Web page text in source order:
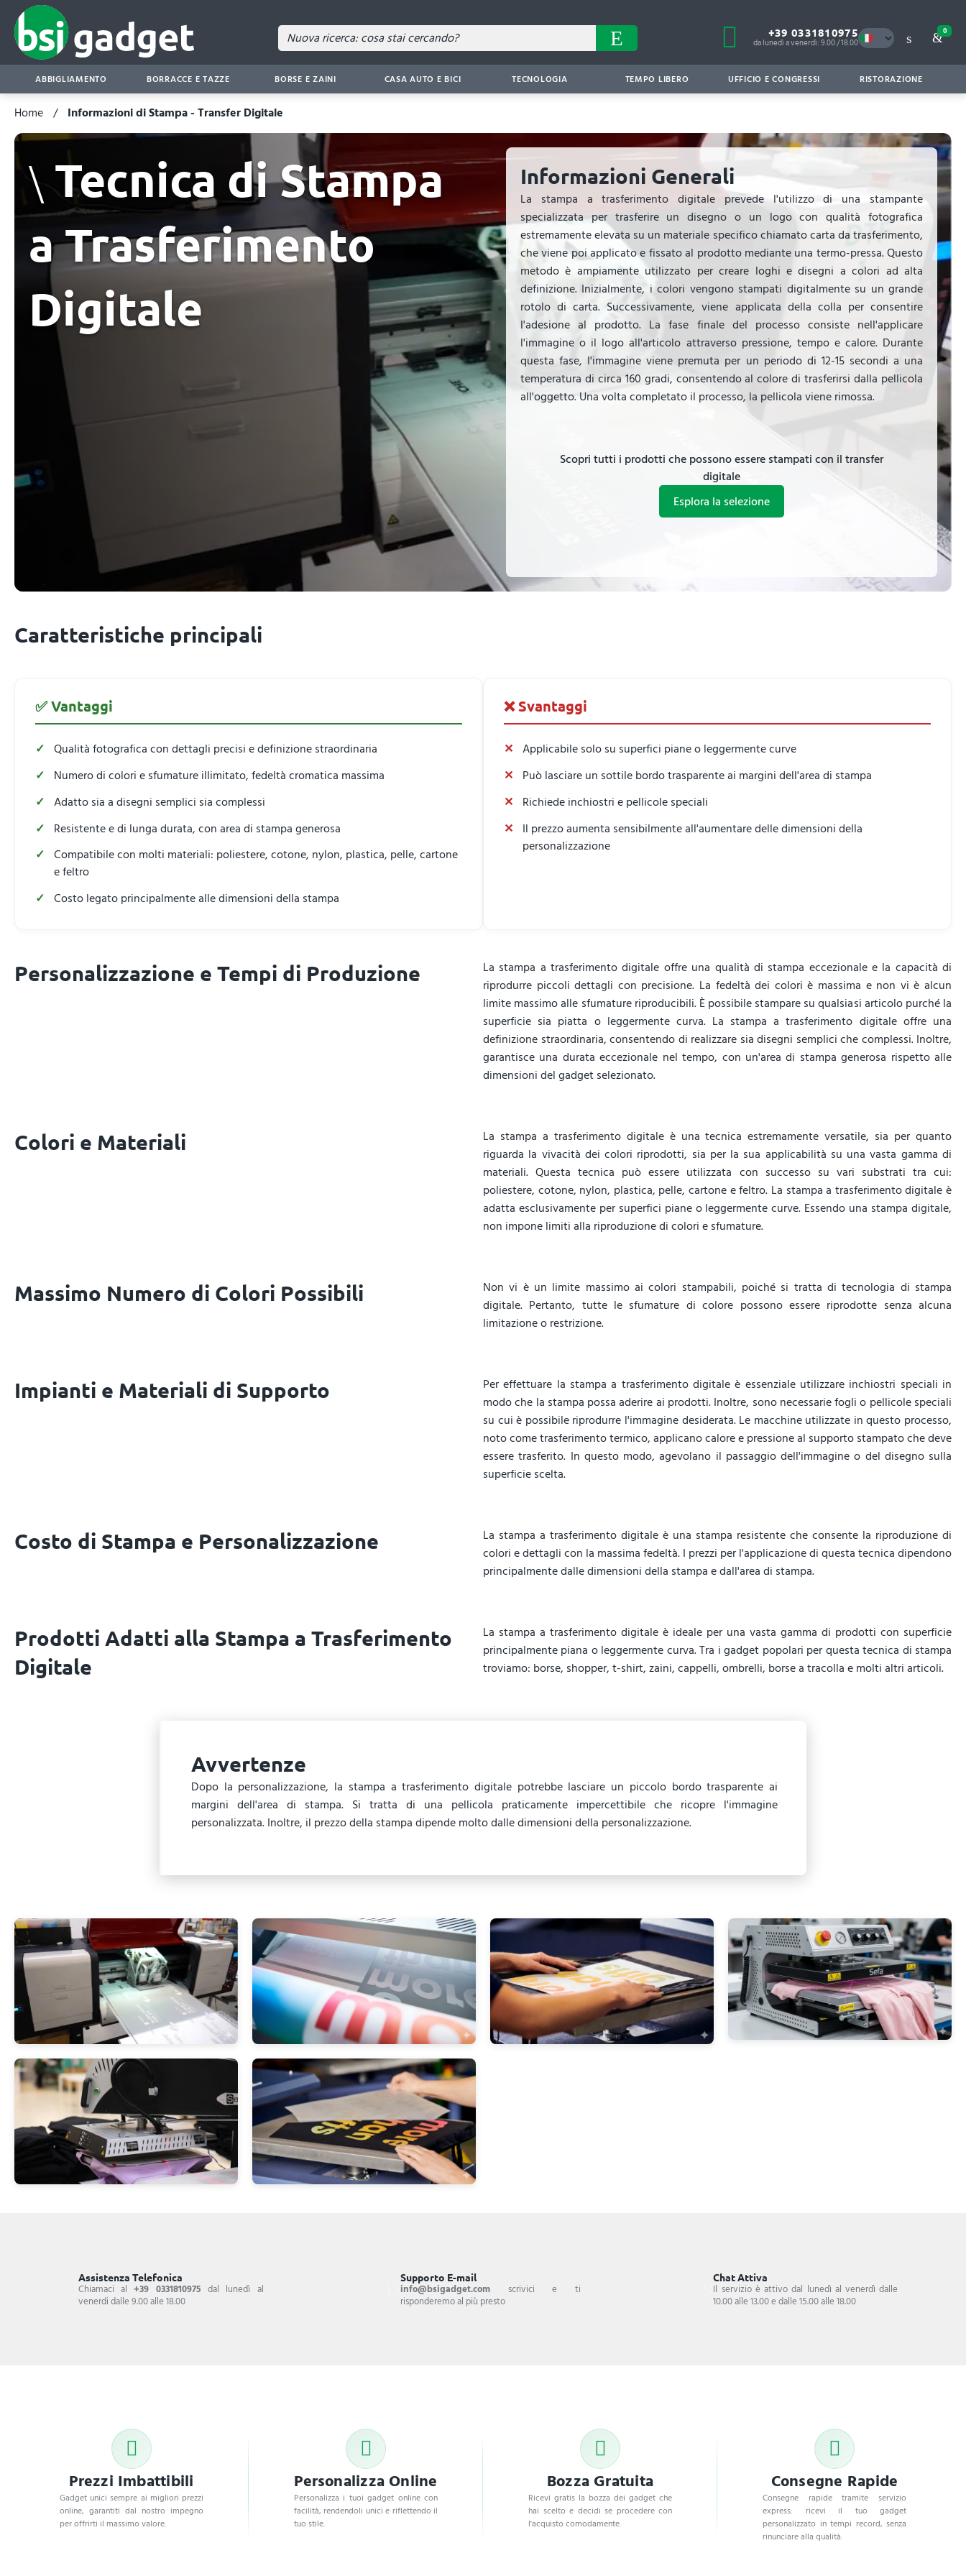
+39 0331810975
da lunedì a venerdì: 9.00 / 18.00
0
ABBIGLIAMENTO BORRACCE E TAZZE BORSE E ZAINI CASA AUTO E BICI TECNOLOGIA TEMPO LIBERO UFFICIO E CONGRESSI RISTORAZIONE
Home Informazioni di Stampa - Transfer Digitale
Tecnica di Stampa
a Trasferimento
Digitale
Informazioni Generali
La stampa a trasferimento digitale prevede l'utilizzo di una stampante
specializzata per trasferire un disegno o un logo con qualità fotografica
estremamente elevata su un materiale specifico chiamato carta da trasferimento,
che viene poi applicato e fissato al prodotto mediante una termo-pressa. Questo
metodo è ampiamente utilizzato per creare loghi e disegni a colori ad alta
definizione. Inizialmente, i colori vengono stampati digitalmente su un grande
rotolo di carta. Successivamente, viene applicata della colla per consentire
l'adesione al prodotto. La fase finale del processo consiste nell'applicare
l'immagine o il logo all'articolo attraverso pressione, tempo e calore. Durante
questa fase, l'immagine viene premuta per un periodo di 12-15 secondi a una
temperatura di circa 160 gradi, consentendo al colore di trasferirsi dalla pellicola
all'oggetto. Una volta completato il processo, la pellicola viene rimossa.
Scopri tutti i prodotti che possono essere stampati con il transfer
digitale
Esplora la selezione
Caratteristiche principali
✅ Vantaggi
Qualità fotografica con dettagli precisi e definizione straordinaria
Numero di colori e sfumature illimitato, fedeltà cromatica massima
Adatto sia a disegni semplici sia complessi
Resistente e di lunga durata, con area di stampa generosa
Compatibile con molti materiali: poliestere, cotone, nylon, plastica, pelle, cartone
e feltro
Costo legato principalmente alle dimensioni della stampa
❌ Svantaggi
Applicabile solo su superfici piane o leggermente curve
Può lasciare un sottile bordo trasparente ai margini dell'area di stampa
Richiede inchiostri e pellicole speciali
Il prezzo aumenta sensibilmente all'aumentare delle dimensioni della
personalizzazione
Personalizzazione e Tempi di Produzione
La stampa a trasferimento digitale offre una qualità di stampa eccezionale e la capacità di
riprodurre piccoli dettagli con precisione. La fedeltà dei colori è massima e non vi è alcun
limite massimo alle sfumature riproducibili. È possibile stampare su qualsiasi articolo purché la
superficie sia piatta o leggermente curva. La stampa a trasferimento digitale offre una
definizione straordinaria, consentendo di realizzare sia disegni semplici che complessi. Inoltre,
garantisce una durata eccezionale nel tempo, con un'area di stampa generosa rispetto alle
dimensioni del gadget selezionato.
Colori e Materiali
La stampa a trasferimento digitale è una tecnica estremamente versatile, sia per quanto
riguarda la vivacità dei colori riprodotti, sia per la sua applicabilità su una vasta gamma di
materiali. Questa tecnica può essere utilizzata con successo su vari substrati tra cui:
poliestere, cotone, nylon, plastica, pelle, cartone e feltro. La stampa a trasferimento digitale è
adatta esclusivamente per superfici piane o leggermente curve. Essendo una stampa digitale,
non impone limiti alla riproduzione di colori e sfumature.
Massimo Numero di Colori Possibili
Non vi è un limite massimo ai colori stampabili, poiché si tratta di tecnologia di stampa
digitale. Pertanto, tutte le sfumature di colore possono essere riprodotte senza alcuna
limitazione o restrizione.
Impianti e Materiali di Supporto
Per effettuare la stampa a trasferimento digitale è essenziale utilizzare inchiostri speciali in
modo che la stampa possa aderire ai prodotti. Inoltre, sono necessarie fogli o pellicole speciali
su cui è possibile riprodurre l'immagine desiderata. Le macchine utilizzate in questo processo,
noto come trasferimento termico, applicano calore e pressione al supporto stampato che deve
essere trasferito. In questo modo, agevolano il passaggio dell'immagine o del disegno sulla
superficie scelta.
Costo di Stampa e Personalizzazione
La stampa a trasferimento digitale è una stampa resistente che consente la riproduzione di
colori e dettagli con la massima fedeltà. I prezzi per l'applicazione di questa tecnica dipendono
principalmente dalle dimensioni della stampa e dall'area di stampa.
Prodotti Adatti alla Stampa a Trasferimento
Digitale
La stampa a trasferimento digitale è ideale per una vasta gamma di prodotti con superficie
principalmente piana o leggermente curva. Tra i gadget popolari per questa tecnica di stampa
troviamo: borse, shopper, t-shirt,zaini, cappelli, ombrelli, borse a tracolla e molti altri articoli.
Avvertenze
Dopo la personalizzazione, la stampa a trasferimento digitale potrebbe lasciare un piccolo bordo trasparente ai
margini dell'area di stampa. Si tratta di una pellicola praticamente impercettibile che ricopre l'immagine
personalizzata. Inoltre, il prezzo della stampa dipende molto dalle dimensioni della personalizzazione.
Assistenza Telefonica
Chiamaci al+39 0331810975 dal lunedì al
venerdi dalle 9.00 alle 18.00
Supporto E-mail
info@bsigadget.comscrivici e ti
risponderemo al più presto
Chat Attiva
Il servizio è attivo dal lunedì al venerdì dalle
10.00 alle 13.00 e dalle 15.00 alle 18.00
Prezzi Imbattibili
Gadget unici sempre ai migliori prezzi
online, garantiti dal nostro impegno
per offrirti il massimo valore.
Personalizza Online
Personalizza i tuoi gadget online con
facilità, rendendoli unici e riflettendo il
tuo stile.
Bozza Gratuita
Ricevi gratis la bozza dei gadget che
hai scelto e decidi se procedere con
l'acquisto comodamente.
Consegne Rapide
Consegne rapide tramite servizio
express: ricevi il tuo gadget
personalizzato in tempi record, senza
rinunciare alla qualità.